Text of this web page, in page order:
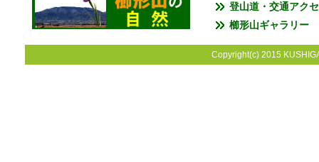
登山道・交通アク
櫛形山ギャラリー
Copyright(c) 2015